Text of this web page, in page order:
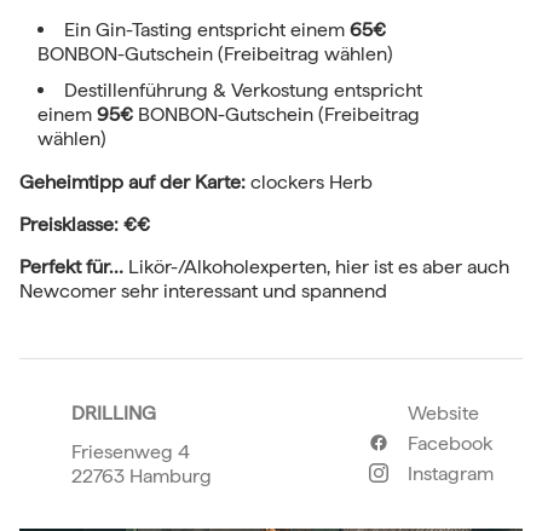
Ein Gin-Tasting entspricht einem 65€
BONBON-Gutschein (Freibeitrag wählen)
Destillenführung & Verkostung entspricht
einem 95€ BONBON-Gutschein (Freibeitrag
wählen)
Geheimtipp auf der Karte: clockers Herb
Preisklasse: €€
Perfekt für… Likör-/Alkoholexperten, hier ist es aber auch
Newcomer sehr interessant und spannend
DRILLING
Friesenweg 4
22763 Hamburg
Website
Facebook
Instagram